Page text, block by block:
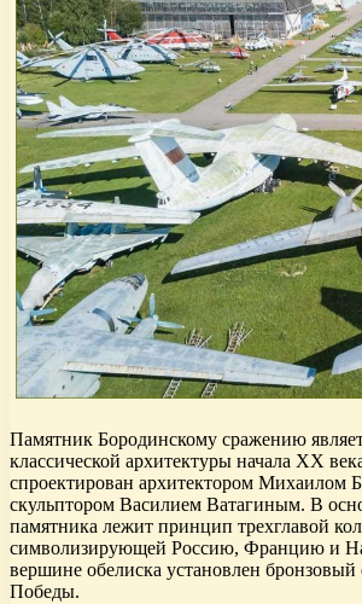
Памятник Бородинскому сражению
классической архитектуры начала XX
спроектирован архитектором Михаилом
скульптором Василием Ватагиным. В
памятника лежит принцип трехглавой
символизирующей Россию, Францию и
вершине обелиска установлен
Победы.